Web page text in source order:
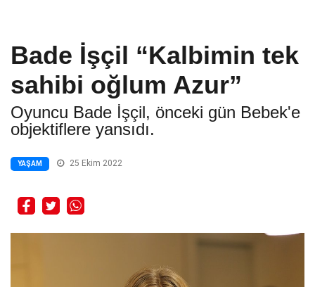
Bade İşçil “Kalbimin tek
sahibi oğlum Azur”
Oyuncu Bade İşçil, önceki gün Bebek'e
objektiflere yansıdı.
YAŞAM 25 Ekim 2022